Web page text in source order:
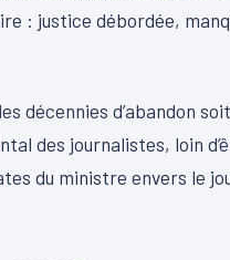
: justice débordée,
décennies d’abandon
des journalistes, loin
du ministre envers le